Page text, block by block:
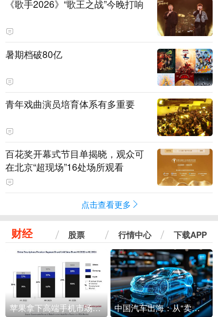
《歌手2026》“歌王之战”今晚打响
暑期档破80亿
青年戏曲演员培育体系有多重要
百花奖开幕式节目单揭晓，观众可
在北京“超现场”16处场所观看
点击查看更多
财经 股票 行情中心 下载APP
苹果拿下高端手机市场65%的份额：iPhone 17系列功不可没 中国汽车出海：从“卖出去”到“走进去”